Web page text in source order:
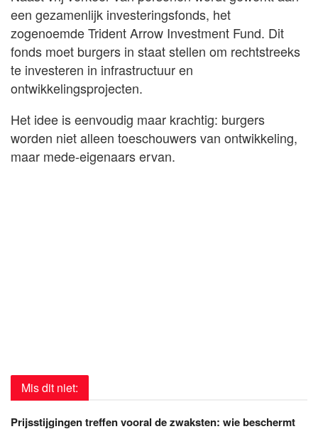
een gezamenlijk investeringsfonds, het
zogenoemde Trident Arrow Investment Fund. Dit
fonds moet burgers in staat stellen om rechtstreeks
te investeren in infrastructuur en
ontwikkelingsprojecten.
Het idee is eenvoudig maar krachtig: burgers
worden niet alleen toeschouwers van ontwikkeling,
maar mede-eigenaars ervan.
Mis dit niet:
Prijsstijgingen treffen vooral de zwaksten: wie beschermt